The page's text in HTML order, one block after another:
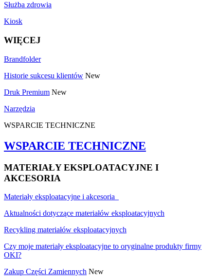
Służba zdrowia
Kiosk
WIĘCEJ
Brandfolder
Historie sukcesu klientów New
Druk Premium New
Narzędzia
WSPARCIE TECHNICZNE
WSPARCIE TECHNICZNE
MATERIAŁY EKSPLOATACYJNE I
AKCESORIA
Materiały eksploatacyjne i akcesoria
Aktualności dotyczące materiałów eksploatacyjnych
Recykling materiałów eksploatacyjnych
Czy moje materiały eksploatacyjne to oryginalne produkty firmy
OKI?
Zakup Części Zamiennych New